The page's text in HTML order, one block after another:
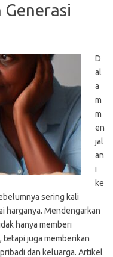
D
al
a
m
m
en
jal
an
i
ke
sering kali
harganya. Mendengarkan
hanya memberi
juga memberikan
dan keluarga. Artikel